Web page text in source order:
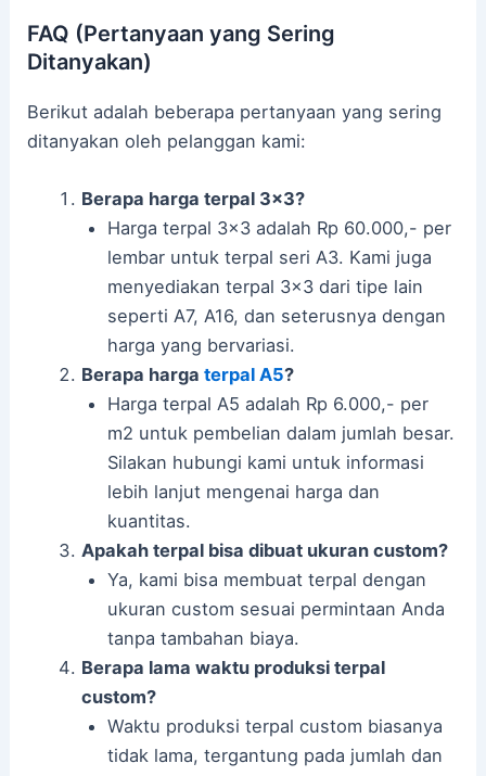
FAQ (Pertanyaan yang Sering
Ditanyakan)
Berikut adalah beberapa pertanyaan yang sering
ditanyakan oleh pelanggan kami:
Berapa harga terpal 3×3?
Harga terpal 3×3 adalah Rp 60.000,- per
lembar untuk terpal seri A3. Kami juga
menyediakan terpal 3×3 dari tipe lain
seperti A7, A16, dan seterusnya dengan
harga yang bervariasi.
Berapa harga terpal A5?
Harga terpal A5 adalah Rp 6.000,- per
m2 untuk pembelian dalam jumlah besar.
Silakan hubungi kami untuk informasi
lebih lanjut mengenai harga dan
kuantitas.
Apakah terpal bisa dibuat ukuran custom?
Ya, kami bisa membuat terpal dengan
ukuran custom sesuai permintaan Anda
tanpa tambahan biaya.
Berapa lama waktu produksi terpal
custom?
Waktu produksi terpal custom biasanya
tidak lama, tergantung pada jumlah dan